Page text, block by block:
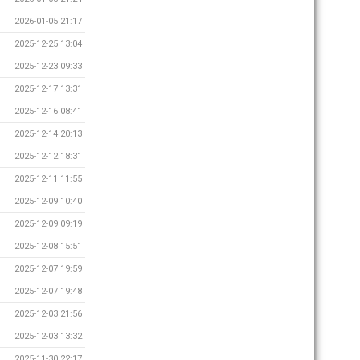
2026-01-05 21:17
2025-12-25 13:04
2025-12-23 09:33
2025-12-17 13:31
2025-12-16 08:41
2025-12-14 20:13
2025-12-12 18:31
2025-12-11 11:55
2025-12-09 10:40
2025-12-09 09:19
2025-12-08 15:51
2025-12-07 19:59
2025-12-07 19:48
2025-12-03 21:56
2025-12-03 13:32